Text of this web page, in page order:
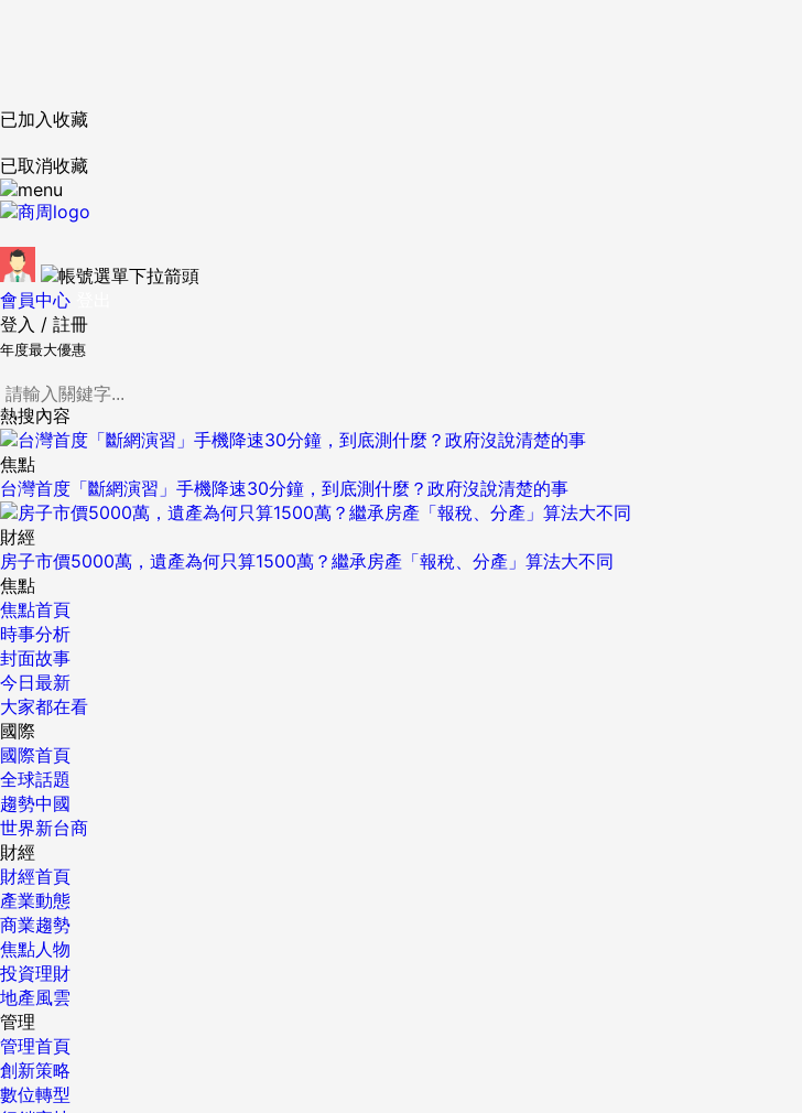
已加入收藏
已取消收藏
會員中心
登入 / 註冊
年度最大優惠
熱搜內容
焦點
台灣首度「斷網演習」手機降速30分鐘，到底測什麼？政府沒說清楚的事
財經
房子市價5000萬，遺產為何只算1500萬？繼承房產「報稅、分產」算法大不同
焦點
焦點首頁
時事分析
封面故事
今日最新
大家都在看
國際
國際首頁
全球話題
趨勢中國
世界新台商
財經
財經首頁
產業動態
商業趨勢
焦點人物
投資理財
地產風雲
管理
管理首頁
創新策略
數位轉型